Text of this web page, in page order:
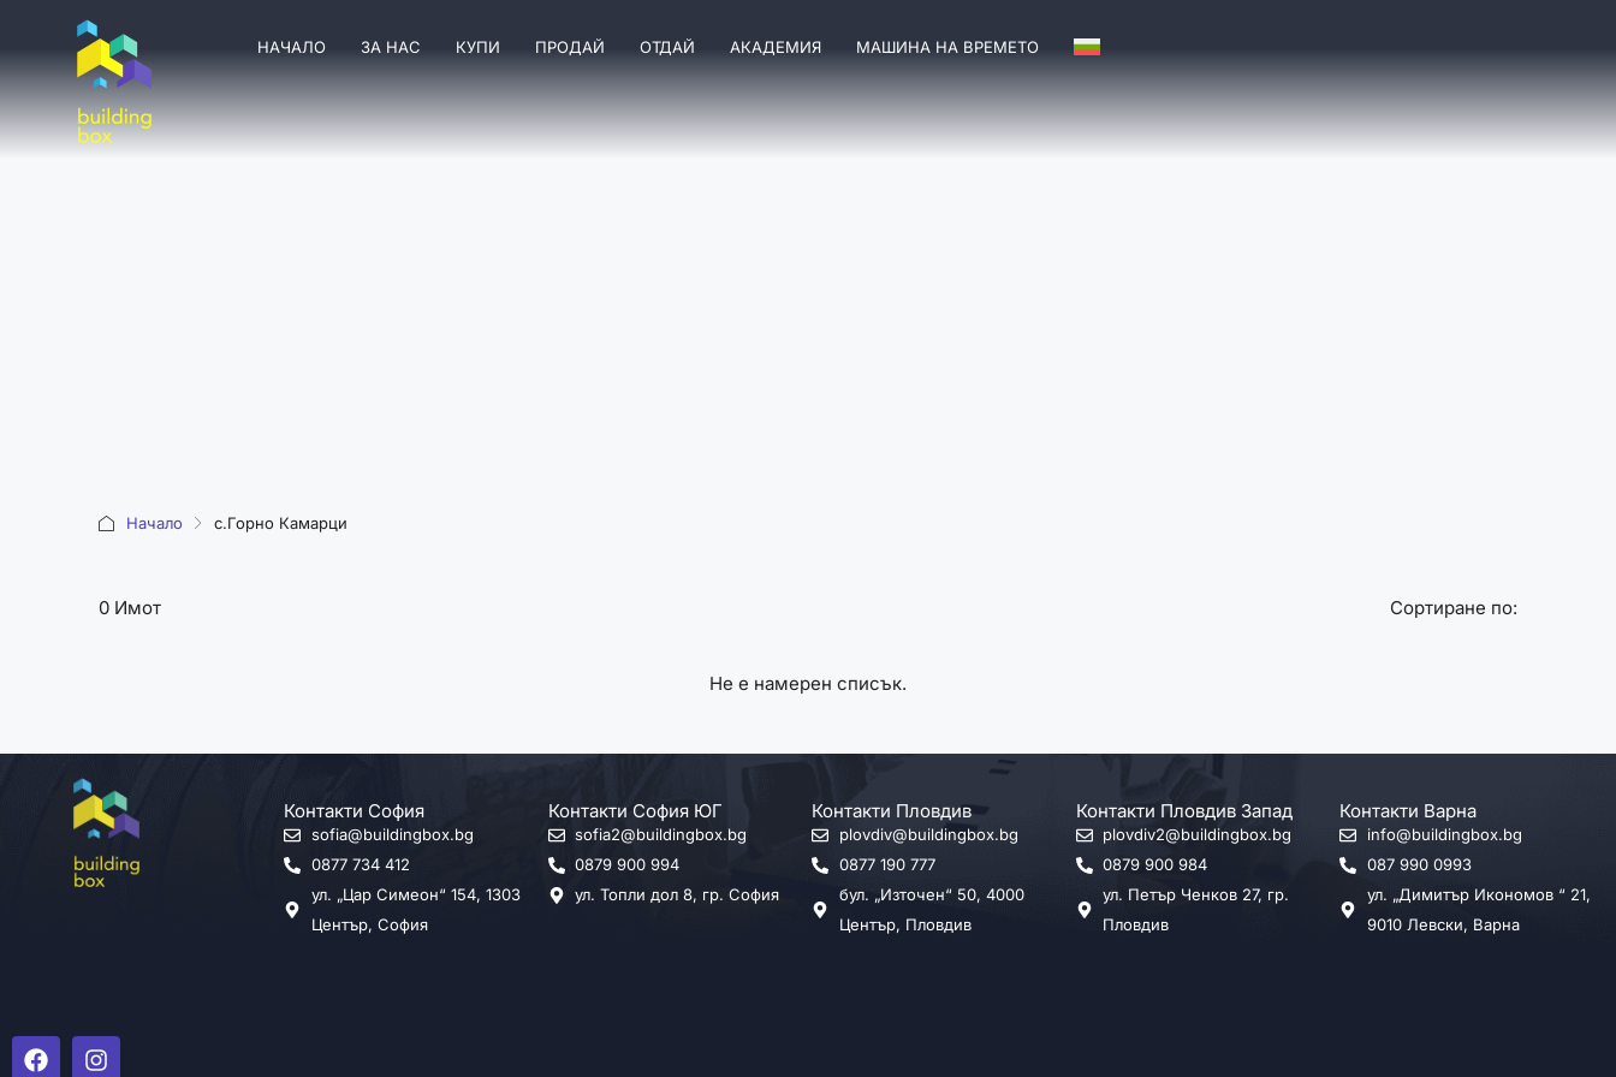
НАЧАЛО ЗА НАС КУПИ ПРОДАЙ ОТДАЙ АКАДЕМИЯ МАШИНА НА ВРЕМЕТО
Начало с.Горно Камарци
0 Имот Сортиране по:
Не е намерен списък.
Контакти София
sofia@buildingbox.bg
0877 734 412
ул. „Цар Симеон“ 154, 1303
Център, София
Контакти София ЮГ
sofia2@buildingbox.bg
0879 900 994
ул. Топли дол 8, гр. София
Контакти Пловдив
plovdiv@buildingbox.bg
0877 190 777
бул. „Източен“ 50, 4000
Център, Пловдив
Контакти Пловдив Запад
plovdiv2@buildingbox.bg
0879 900 984
ул. Петър Ченков 27, гр.
Пловдив
Контакти Варна
info@buildingbox.bg
087 990 0993
ул. „Димитър Икономов “ 21,
9010 Левски, Варна